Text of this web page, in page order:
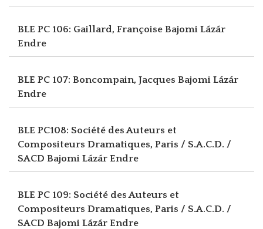
BLE PC 106: Gaillard, Françoise Bajomi Lázár
Endre
BLE PC 107: Boncompain, Jacques Bajomi Lázár
Endre
BLE PC108: Société des Auteurs et
Compositeurs Dramatiques, Paris / S.A.C.D. /
SACD Bajomi Lázár Endre
BLE PC 109: Société des Auteurs et
Compositeurs Dramatiques, Paris / S.A.C.D. /
SACD Bajomi Lázár Endre